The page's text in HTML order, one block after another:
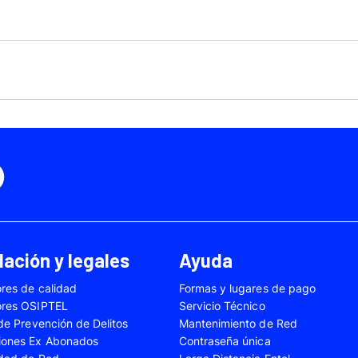
40 Neo
Fusión
Motorola Moto
Ed. Esp. Motorola Moto G20 Motorola Moto G200
Power Motorola Moto G31 Motorola Moto G35
Oppo Reno 6 Lite
Samsung Galaxy A03 Samsung Galaxy
Samsung Galaxy A05 Samsung Galaxy
Samsung Galaxy A14 Samsung Galaxy A15
y legales
de calidad
OSIPTEL
Prevención de Delitos
Ex Abonados
Ayuda
Formas y lugares de pago
Servicio Técnico
Mantenimiento de Red
Contraseña única